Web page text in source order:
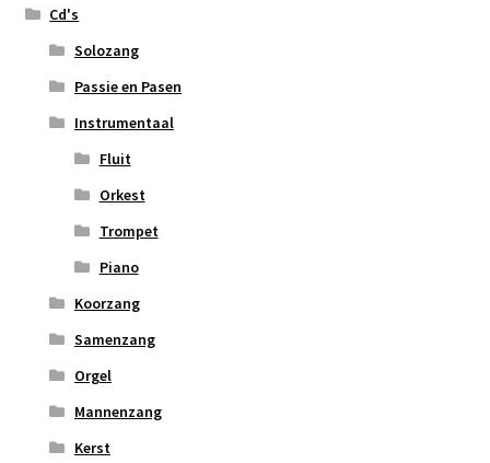
Cd's
Solozang
Passie en Pasen
Instrumentaal
Fluit
Orkest
Trompet
Piano
Koorzang
Samenzang
Orgel
Mannenzang
Kerst